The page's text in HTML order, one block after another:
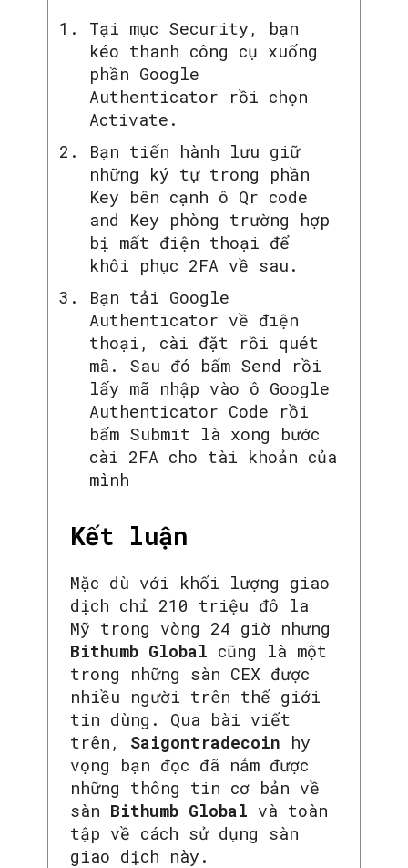
Tại mục Security, bạn
kéo thanh công cụ xuống
phần Google
Authenticator rồi chọn
Activate.
Bạn tiến hành lưu giữ
những ký tự trong phần
Key bên cạnh ô Qr code
and Key phòng trường hợp
bị mất điện thoại để
khôi phục 2FA về sau.
Bạn tải Google
Authenticator về điện
thoại, cài đặt rồi quét
mã. Sau đó bấm Send rồi
lấy mã nhập vào ô Google
Authenticator Code rồi
bấm Submit là xong bước
cài 2FA cho tài khoản của
mình
Kết luận
Mặc dù với khối lượng giao
dịch chỉ 210 triệu đô la
Mỹ trong vòng 24 giờ nhưng
Bithumb Global cũng là một
trong những sàn CEX được
nhiều người trên thế giới
tin dùng. Qua bài viết
trên, Saigontradecoin hy
vọng bạn đọc đã nắm được
những thông tin cơ bản về
sàn Bithumb Global và toàn
tập về cách sử dụng sàn
giao dịch này.